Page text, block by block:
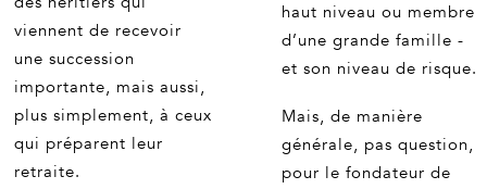
viennent de recevoir
une succession
importante, mais aussi,
plus simplement, à ceux
qui préparent leur
retraite.
haut niveau ou membre
d’une grande famille -
et son niveau de risque.
Mais, de manière
générale, pas question,
pour le fondateur de